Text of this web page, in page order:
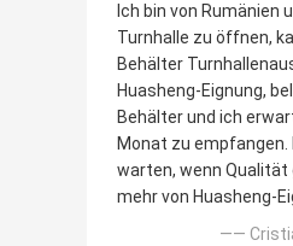
Ich bin von Rumänien
Turnhalle zu öffnen,
Behälter
Huasheng-Eignung,
Behälter und ich
Monat zu empfangen.
warten, wenn
mehr von Huasheng-
——